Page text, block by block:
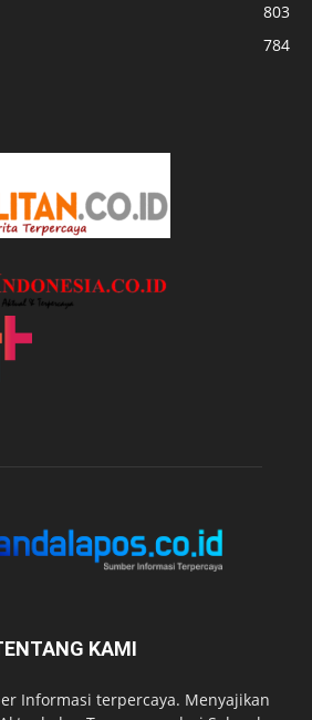
803
784
KAMI
Informasi terpercaya. Menyajikan